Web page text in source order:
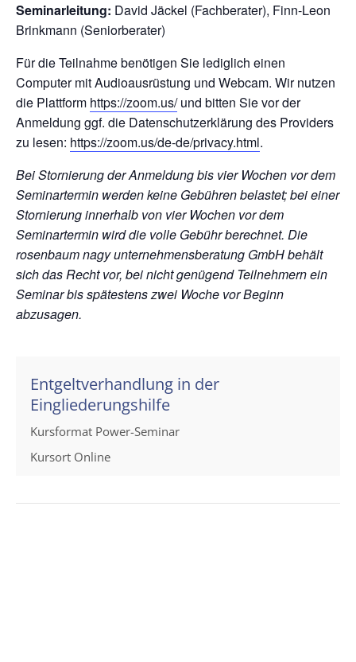
Seminarleitung: David Jäckel (Fachberater), Finn-Leon
Brinkmann (Seniorberater)
Für die Teilnahme benötigen Sie lediglich einen
Computer mit Audioausrüstung und Webcam. Wir nutzen
die Plattform https://zoom.us/und bitten Sie vor der
Anmeldung ggf. die Datenschutzerklärung des Providers
zu lesen: https://zoom.us/de-de/privacy.html.
Bei Stornierung der Anmeldung bis vier Wochen vor dem
Seminartermin werden keine Gebühren belastet; bei einer
Stornierung innerhalb von vier Wochen vor dem
Seminartermin wird die volle Gebühr berechnet. Die
rosenbaum nagy unternehmensberatung GmbH behält
sich das Recht vor, bei nicht genügend Teilnehmern ein
Seminar bis spätestens zwei Woche vor Beginn
abzusagen.